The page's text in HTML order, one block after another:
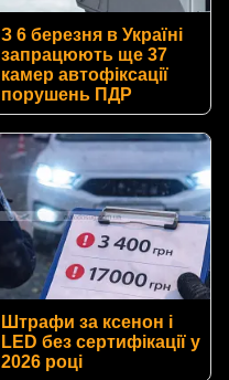
З 6 березня в Україні
запрацюють ще 37
камер автофіксації
порушень ПДР
Штрафи за ксенон і
LED без сертифікації у
2026 році